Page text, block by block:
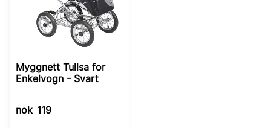
Myggnett Tullsa for
Enkelvogn - Svart
nok 119